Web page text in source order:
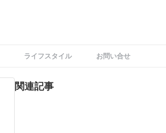
ライフスタイル お問い合せ
関連記事